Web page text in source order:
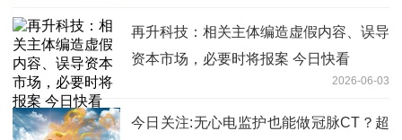
再升科技：相关主体编造虚假内容、误导
资本市场，必要时将报案 今日快看
2026-06-03
今日关注:无心电监护也能做冠脉CT？超